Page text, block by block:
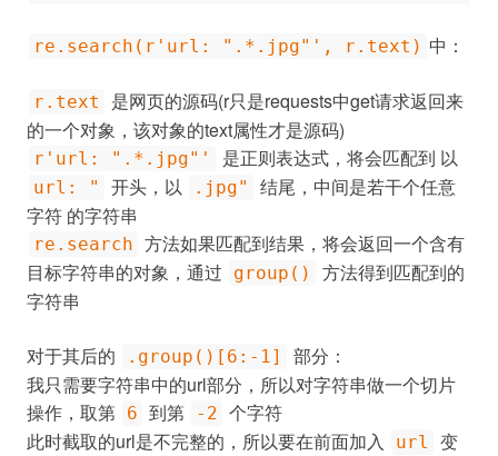
re.search(r'url: ".*.jpg"', r.text) 中：
r.text
是网页的源码(r只是requests中get请求返回来
的一个对象，该对象的text属性才是源码)
r'url: ".*.jpg"' 是正则表达式，将会匹配到 以
url: " 开头，以 .jpg"
结尾，中间是若干个任意
字符 的字符串
re.search 方法如果匹配到结果，将会返回一个含有
目标字符串的对象，通过
group()
方法得到匹配到的
字符串
对于其后的 .group()[6:-1]
部分：
我只需要字符串中的url部分，所以对字符串做一个切片
操作，取第
6 到第 -2 个字符
此时截取的url是不完整的，所以要在前面加入
url
变